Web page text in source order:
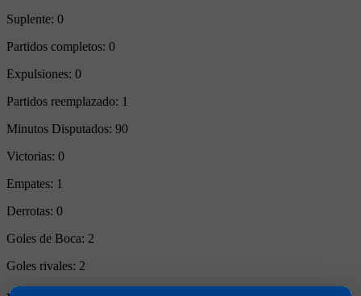
Suplente: 0
Partidos completos: 0
Expulsiones: 0
Partidos reemplazado: 1
Minutos Disputados: 90
Victorias: 0
Empates: 1
Derrotas: 0
Goles de Boca: 2
Goles rivales: 2